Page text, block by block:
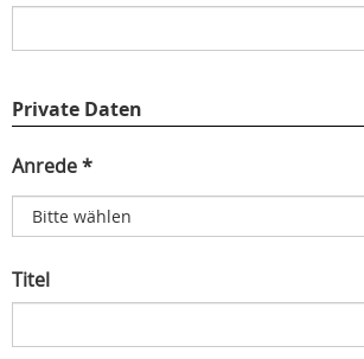
Private Daten
Anrede *
Titel